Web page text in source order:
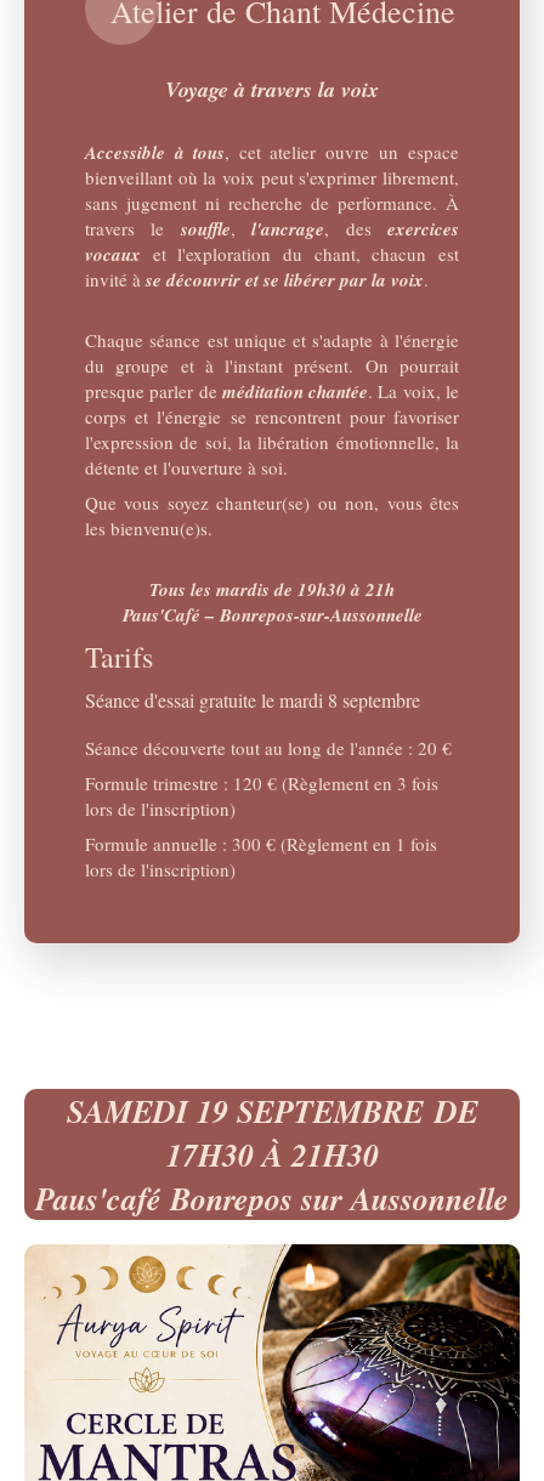
Atelier de Chant Médecine
Voyage à travers la voix
Accessible à tous, cet atelier ouvre un espace
bienveillant où la voix peut s'exprimer librement,
sans jugement ni recherche de performance. À
travers le souffle,l'ancrage, desexercices
vocaux et l'exploration du chant, chacun est
invité à se découvrir et se libérer par la voix.
Chaque séance est unique et s'adapte à l'énergie
du groupe et à l'instant présent. On pourrait
presque parler de méditation chantée. La voix, le
corps et l'énergie se rencontrent pour favoriser
l'expression de soi, la libération émotionnelle, la
détente et l'ouverture à soi.
Que vous soyez chanteur(se) ou non, vous êtes
les bienvenu(e)s.
Tous les mardis de 19h30 à 21h
Paus'Café – Bonrepos-sur-Aussonnelle
Tarifs
Séance d'essai gratuite le mardi 8 septembre
Séance découverte tout au long de l'année : 20 €
Formule trimestre : 120 € (Règlement en 3 fois
lors de l'inscription)
Formule annuelle : 300 € (Règlement en 1 fois
lors de l'inscription)
SAMEDI 19 SEPTEMBRE DE
17H30 À 21H30
Paus'café Bonrepos sur Aussonnelle